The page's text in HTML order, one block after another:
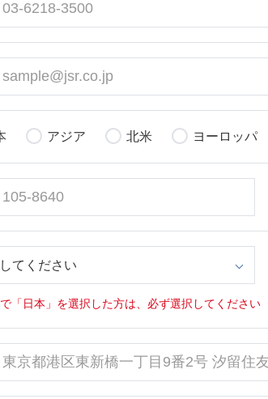
アジア 北米 ヨーロッパ
「日本」を選択した方は、必ず選択してください